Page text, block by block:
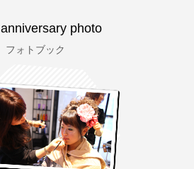
anniversary photo
フォトブック